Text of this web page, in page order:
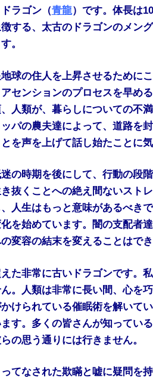
ラゴン（青龍）です。体長は
する、太古のドラゴンのメン
。
球の住人を上昇させるために
センションのプロセスを早め
人類が、暮らしについての不
ッパの農夫達によって、道路を
を声を上げて話し始たことに
の時期を後にして、行動の段
抜くことへの絶え間ないスト
人生はもっと意味があるべき
を始めています。闇の支配者
変容の結末を変えることはでき
た非常に古いドラゴンです。
。人類は非常に長い間、心を
けられている催眠術を解いて
す。多くの皆さんが知ってい
の思う通りには行きません。
てなされた欺瞞と嘘に疑問を